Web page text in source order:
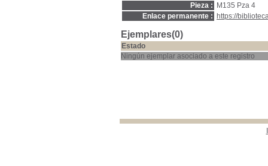
Pieza :
M135 Pza 4
Enlace permanente :
https://
Ejemplares(0)
Estado
Ningún ejemplar asociado a este registro